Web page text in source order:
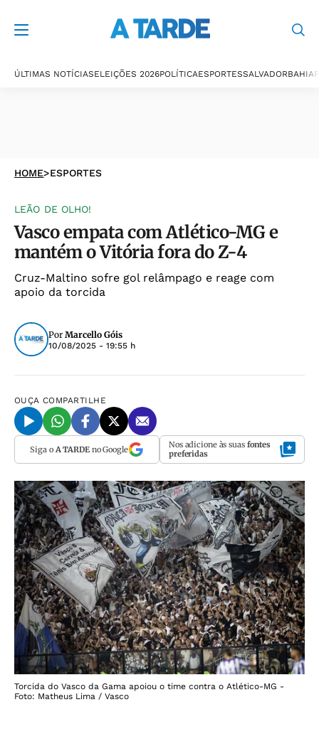
ÚLTIMAS NOTÍCIASELEIÇÕES 2026POLÍTICAESPORTESSALVADORBAHIA
HOME>ESPORTES
LEÃO DE OLHO!
Vasco empata com Atlético-MG e
mantém o Vitória fora do Z-4
Cruz-Maltino sofre gol relâmpago e reage com
apoio da torcida
Por Marcello Góis
10/08/2025 - 19:55 h
OUÇA COMPARTILHE
Siga o A TARDEno Google Nos adicione às suas fontes
preferidas
Torcida do Vasco da Gama apoiou o time contra o Atlético-MG -
Foto: Matheus Lima / Vasco